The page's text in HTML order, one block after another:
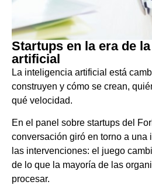
Startups en la era de
artificial
La inteligencia artificial está
construyen y cómo se crean,
qué velocidad.
En el panel sobre startups del
conversación giró en torno a una
las intervenciones: el juego
de lo que la mayoría de las
procesar.